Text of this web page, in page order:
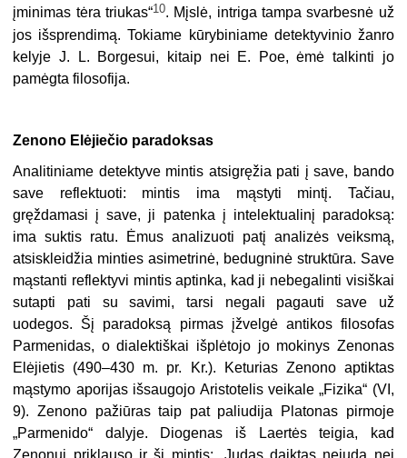
įminimas tėra triukas“10. Mįslė, intriga tampa svarbesnė už
jos išsprendimą. Tokiame kūrybiniame detektyvinio žanro
kelyje J. L. Borgesui, kitaip nei E. Poe, ėmė talkinti jo
pamėgta filosofija.
Zenono Elėjiečio paradoksas
Analitiniame detektyve mintis atsigręžia pati į save, bando
save reflektuoti: mintis ima mąstyti mintį. Tačiau,
gręždamasi į save, ji patenka į intelektualinį paradoksą:
ima suktis ratu. Ėmus analizuoti patį analizės veiksmą,
atsiskleidžia minties asimetrinė, bedugninė struktūra. Save
mąstanti reflektyvi mintis aptinka, kad ji nebegalinti visiškai
sutapti pati su savimi, tarsi negali pagauti save už
uodegos. Šį paradoksą pirmas įžvelgė antikos filosofas
Parmenidas, o dialektiškai išplėtojo jo mokinys Zenonas
Elėjietis (490–430 m. pr. Kr.). Keturias Zenono aptiktas
mąstymo aporijas išsaugojo Aristotelis veikale „Fizika“ (VI,
9). Zenono pažiūras taip pat paliudija Platonas pirmoje
„Parmenido“ dalyje. Diogenas iš Laertės teigia, kad
Zenonui priklauso ir ši mintis: „Judąs daiktas nejuda nei